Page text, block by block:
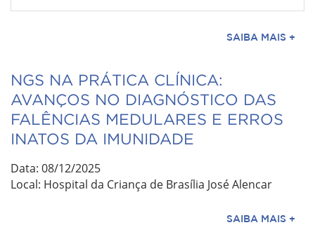
SAIBA MAIS +
NGS NA PRÁTICA CLÍNICA:
AVANÇOS NO DIAGNÓSTICO DAS
FALÊNCIAS MEDULARES E ERROS
INATOS DA IMUNIDADE
Data: 08/12/2025
Local: Hospital da Criança de Brasília José Alencar
SAIBA MAIS +